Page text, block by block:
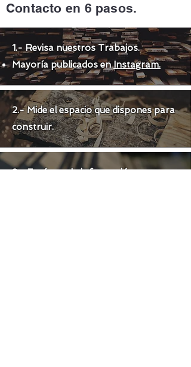
Contacto en 6 pasos.
1.- Revisa nuestros Trabajos.
Mayoría publicados enInstagram.
2.- Mide el espacio que dispones para
construir.
3.- Envíanos la información por: